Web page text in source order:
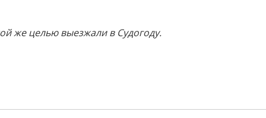
же целью выезжали в Судогоду.